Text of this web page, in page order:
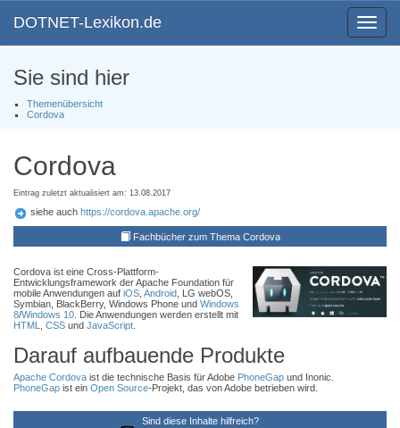
Toggle
DOTNET-Lexikon.de
Sie sind hier
Themenübersicht
Cordova
Cordova
Eintrag zuletzt aktualisiert am: 13.08.2017
siehe auch https://cordova.apache.org/
Fachbücher zum Thema Cordova
Cordova ist eine Cross-Plattform-
Entwicklungsframework der Apache Foundation für
mobile Anwendungen auf iOS Android , LG webOS,
Symbian, BlackBerry, Windows Phone und Windows
8/Windows 10 . Die Anwendungen werden erstellt mit
HTML
CSS und JavaScript
Darauf aufbauende Produkte
Apache Cordova ist die technische Basis für Adobe PhoneGap und Inonic.
PhoneGap ist ein Open Source-Projekt, das von Adobe betrieben wird.
Sind diese Inhalte hilfreich?